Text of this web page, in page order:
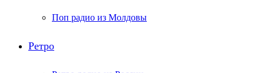
Поп радио из Молдовы
Ретро